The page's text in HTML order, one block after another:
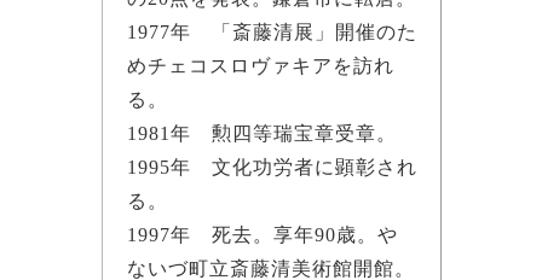
1977年 「斎藤清展」開催のた
めチェコスロヴァキアを訪れ
る。
1981年 勲四等瑞宝章受章。
1995年 文化功労者に顕彰され
る。
1997年 死去。享年90歳。や
ないづ町立斎藤清美術館開館。